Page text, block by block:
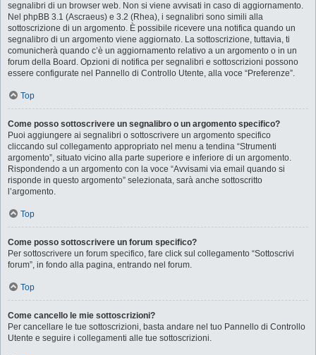
segnalibri di un browser web. Non si viene avvisati in caso di aggiornamento.
Nel phpBB 3.1 (Ascraeus) e 3.2 (Rhea), i segnalibri sono simili alla
sottoscrizione di un argomento. È possibile ricevere una notifica quando un
segnalibro di un argomento viene aggiornato. La sottoscrizione, tuttavia, ti
comunicherà quando c’è un aggiornamento relativo a un argomento o in un
forum della Board. Opzioni di notifica per segnalibri e sottoscrizioni possono
essere configurate nel Pannello di Controllo Utente, alla voce “Preferenze”.
Top
Come posso sottoscrivere un segnalibro o un argomento specifico?
Puoi aggiungere ai segnalibri o sottoscrivere un argomento specifico
cliccando sul collegamento appropriato nel menu a tendina “Strumenti
argomento”, situato vicino alla parte superiore e inferiore di un argomento.
Rispondendo a un argomento con la voce “Avvisami via email quando si
risponde in questo argomento” selezionata, sarà anche sottoscritto
l’argomento.
Top
Come posso sottoscrivere un forum specifico?
Per sottoscrivere un forum specifico, fare click sul collegamento “Sottoscrivi
forum”, in fondo alla pagina, entrando nel forum.
Top
Come cancello le mie sottoscrizioni?
Per cancellare le tue sottoscrizioni, basta andare nel tuo Pannello di Controllo
Utente e seguire i collegamenti alle tue sottoscrizioni.